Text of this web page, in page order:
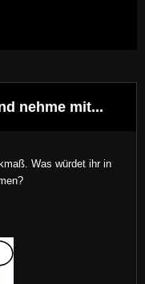
nehme mit...
Was würdet ihr in